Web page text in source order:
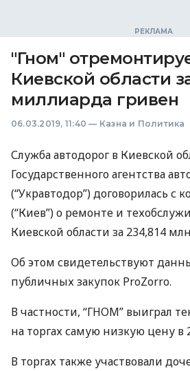
"Гном"
Киевской области
миллиарда гривен
06.03.2019, 11:40 — Казна и Политика
Служба автодорог в Киевской
Государственного агентства
(“Укравтодор”) договорилась с
(“Киев”) о ремонте и
Киевской области за 234,814
Об этом свидетельствуют
публичных закупок ProZorro.
В частности, “ГНОМ” выиграл
на торгах самую низкую цену в
В торгах также участвовали